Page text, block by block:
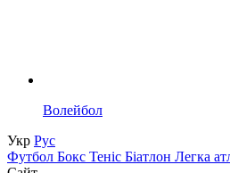
Волейбол
Укр Рус
Футбол Бокс Теніс Біатлон Легка